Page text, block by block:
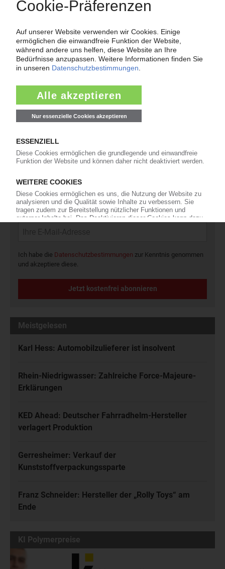
Fragen und Antworten: Was Kunst­stoff­verarbeiter wissen müssen,
wenn der Lieferant nicht mehr liefert – Informationen zum
Themenkomplex Force Majeure, Corona und Kunststoff-
Preisentwicklung sowie Tipps für die Praxis.
Newsletter
Die wichtigsten Nachrichten und Neuigkeiten aus der
Kunststoffbranche – jeden Tag brandaktuell!
Ich habe die Datenschutzbestimmungen zur Kenntnis genommen
und akzeptiere diese.
Jetzt kostenfrei abonnieren
Meistgelesen
Karl Hess: Automobilzulieferer ist insolvent
Rhein-Niedrigwasser: Zahlreiche Force-Majeure-
Erklärungen
KED Ahead: Deutscher Fahrradhelm-Hersteller
verlagert Produktion
Gerresheimer: Verkauf der
Kunststoffverpackungssparte
Franz Schneider: Hersteller der „Rolly Toys“ am
Ende
KI Polymerpreise